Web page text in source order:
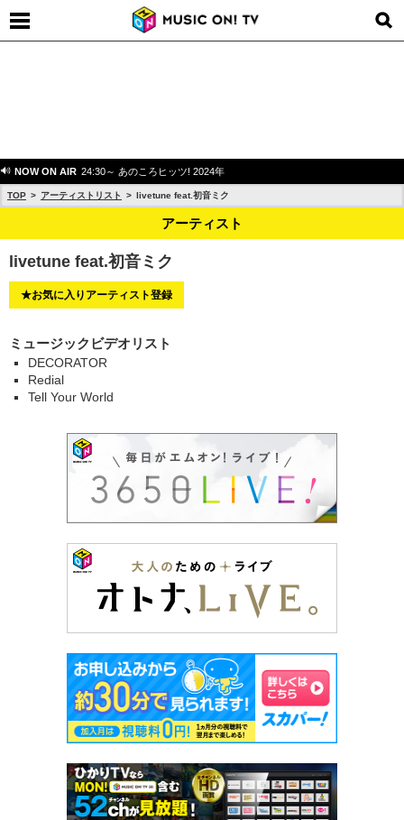
NOW ON AIR 24:30～ あのころヒッツ! 2024年
TOP アーティストリスト livetune feat.初音ミク
アーティスト
livetune feat.初音ミク
★お気に入りアーティスト登録
ミュージックビデオリスト
DECORATOR
Redial
Tell Your World